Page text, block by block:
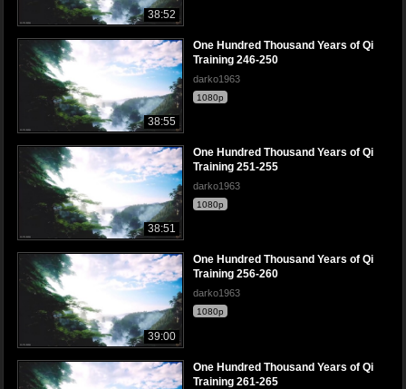
38:52
38:55
One Hundred Thousand Years of Qi
Training 246-250
darko1963
1080p
38:51
One Hundred Thousand Years of Qi
Training 251-255
darko1963
1080p
39:00
One Hundred Thousand Years of Qi
Training 256-260
darko1963
1080p
One Hundred Thousand Years of Qi
Training 261-265